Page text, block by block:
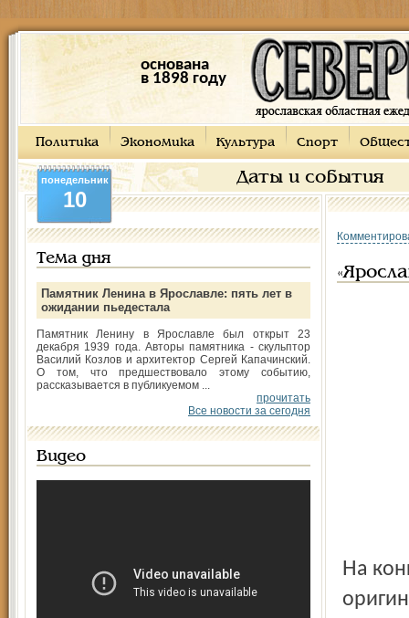
основана
в 1898 году
Политика Экономика Культура Спорт
Даты и события
понедельник
10
Тема дня
Памятник Ленина в Ярославле: пять лет в
ожидании пьедестала
Памятник Ленину в Ярославле был открыт 23
декабря 1939 года. Авторы памятника - скульптор
Василий Козлов и архитектор Сергей Капачинский.
О том, что предшествовало этому событию,
рассказывается в публикуемом ...
прочитать
Все новости за сегодня
Видео
На конкурс было представлено более пятидесяти